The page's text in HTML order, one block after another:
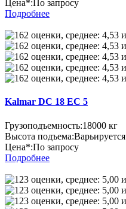
Цена*: По запросу
Подробнее
Kalmar DC 18 EC 5
Грузоподъемность:18000 кг
Высота подъема:Варьируется
Цена*:По запросу
Подробнее